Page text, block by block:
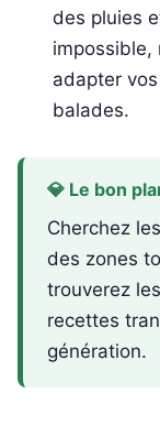
des pluies
impossible,
adapter
balades.
💎 Le bon
Cherchez
des zones
trouverez
recettes
génération.